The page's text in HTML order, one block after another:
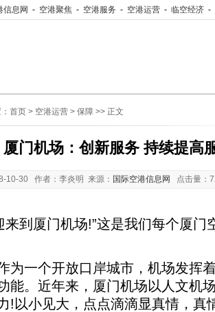
信息网 - 空港聚焦 - 空港服务 - 空港运营 - 临空经济 -
首页 > 空港运营 > 保障 >> 正文
厦门机场：创新服务 持续提高
10-30 作者：李炎明 来源： 国际空港信息网 点击量：
厦门机场!”这是我们每个厦门
一个开放口岸城市，机场发挥
能。近年来，厦门机场以人文机
!以小见大，点点滴滴显真情，真